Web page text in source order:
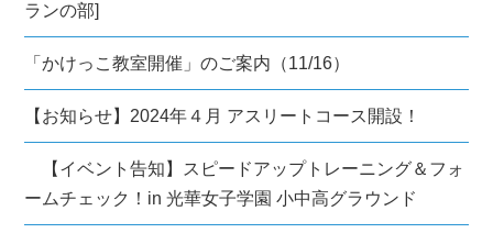
ランの部]
「かけっこ教室開催」のご案内（11/16）
【お知らせ】2024年４月 アスリートコース開設！
【イベント告知】スピードアップトレーニング＆フォ
ームチェック！in 光華女子学園 小中高グラウンド